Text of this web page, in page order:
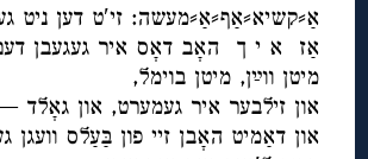
אַ⸗קשיא⸗אַף⸗אַ⸗מעשה: זי′ט דען ניט
אַז א י ך האָב דאָס איר געגעבן
מיטן ווײַן, מיטן בוימל,
און זילבער איר געמערט, און גאָלד
און דאַמיט האָבן זיי פון בַּעַלס